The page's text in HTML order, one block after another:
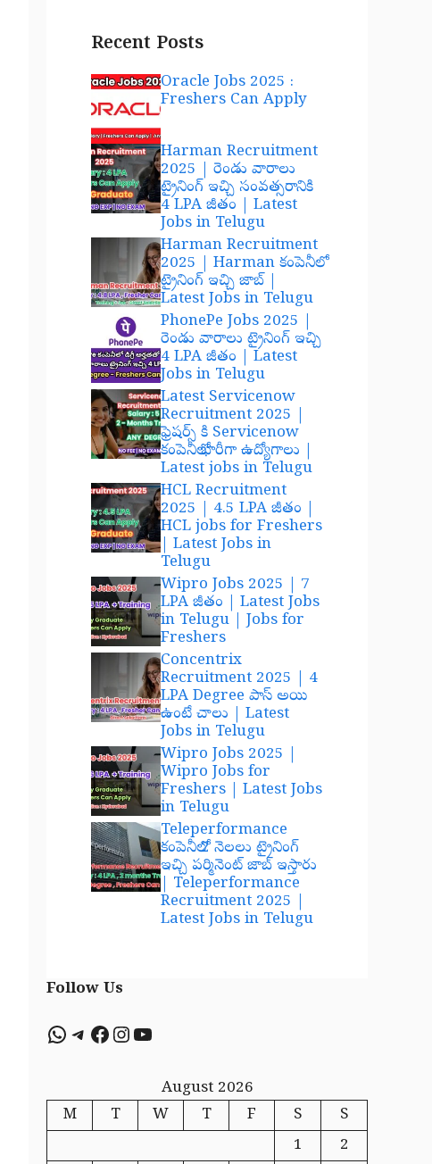
Recent Posts
Oracle Jobs 2025 :
Freshers Can Apply
Harman Recruitment
2025 | రెండు వారాలు
ట్రైనింగ్ ఇచ్చి సంవత్సరానికి
4 LPA జీతం | Latest
Jobs in Telugu
Harman Recruitment
2025 | Harman కంపెనీలో
ట్రైనింగ్ ఇచ్చి జాబ్ |
Latest Jobs in Telugu
PhonePe Jobs 2025 |
రెండు వారాలు ట్రైనింగ్ ఇచ్చి
4 LPA జీతం | Latest
Jobs in Telugu
Latest Servicenow
Recruitment 2025 |
ఫ్రెషర్స్ కి Servicenow
కంపెనీలో భారీగా ఉద్యోగాలు |
Latest jobs in Telugu
HCL Recruitment
2025 | 4.5 LPA జీతం |
HCL jobs for Freshers
| Latest Jobs in
Telugu
Wipro Jobs 2025 | 7
LPA జీతం | Latest Jobs
in Telugu | Jobs for
Freshers
Concentrix
Recruitment 2025 | 4
LPA Degree పాస్ అయి
ఉంటే చాలు | Latest
Jobs in Telugu
Wipro Jobs 2025 |
Wipro Jobs for
Freshers | Latest Jobs
in Telugu
Teleperformance
కంపెనీలో 2 నెలలు ట్రైనింగ్
ఇచ్చి పర్మినెంట్ జాబ్ ఇస్తారు
| Teleperformance
Recruitment 2025 |
Latest Jobs in Telugu
Follow Us
WhatsApp
Telegram
Facebook
Instagram
YouTube
August 2026
M
T W T F S
S
1
2